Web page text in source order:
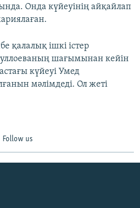
Онда күйеуінің айқайлап
қалалық ішкі істер
шағымынан кейін
күйеуі Умед
мәлімдеді. Ол жеті
Follow us